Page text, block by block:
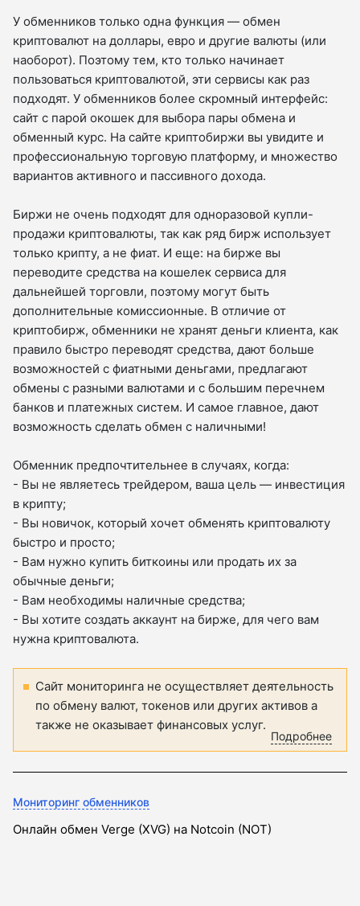
У обменников только одна функция — обмен
криптовалют на доллары, евро и другие валюты (или
наоборот). Поэтому тем, кто только начинает
пользоваться криптовалютой, эти сервисы как раз
подходят. У обменников более скромный интерфейс:
сайт с парой окошек для выбора пары обмена и
обменный курс. На сайте криптобиржи вы увидите и
профессиональную торговую платформу, и множество
вариантов активного и пассивного дохода.
Биржи не очень подходят для одноразовой купли-
продажи криптовалюты, так как ряд бирж использует
только крипту, а не фиат. И еще: на бирже вы
переводите средства на кошелек сервиса для
дальнейшей торговли, поэтому могут быть
дополнительные комиссионные. В отличие от
криптобирж, обменники не хранят деньги клиента, как
правило быстро переводят средства, дают больше
возможностей с фиатными деньгами, предлагают
обмены с разными валютами и с большим перечнем
банков и платежных систем. И самое главное, дают
возможность сделать обмен с наличными!
Обменник предпочтительнее в случаях, когда:
- Вы не являетесь трейдером, ваша цель — инвестиция
в крипту;
- Вы новичок, который хочет обменять криптовалюту
быстро и просто;
- Вам нужно купить биткоины или продать их за
обычные деньги;
- Вам необходимы наличные средства;
- Вы хотите создать аккаунт на бирже, для чего вам
нужна криптовалюта.
Сайт мониторинга не осуществляет деятельность
по обмену валют, токенов или других активов а
также не оказывает финансовых услуг.
Подробнее
Мониторинг обменников
Онлайн обмен Verge (XVG) на Notcoin (NOT)